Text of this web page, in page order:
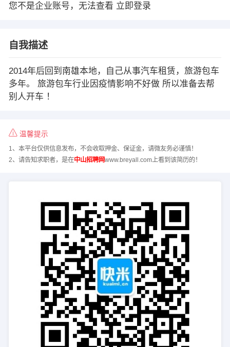
您不是企业账号，无法查看 立即登录
自我描述
2014年后回到南雄本地，自己从事汽车租赁，旅游包车
多年。 旅游包车行业因疫情影响不好做 所以准备去帮
别人开车 ！
温馨提示
1、本平台仅供信息发布，不会收取押金、保证金，请微友务必谨慎！
2、请告知求职者，是在中山招聘网www.breyall.com上看到该简历的！